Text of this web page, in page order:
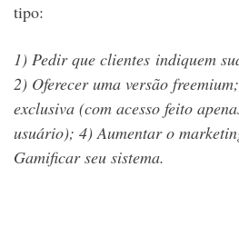
tipo:
1) Pedir que clientes indiquem
2) Oferecer uma versão freemium;
exclusiva (com acesso feito
usuário); 4) Aumentar o
Gamificar seu sistema.